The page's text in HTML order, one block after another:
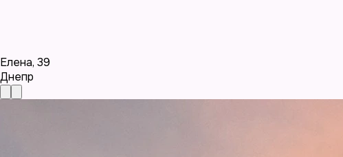
Елена, 39
Днепр